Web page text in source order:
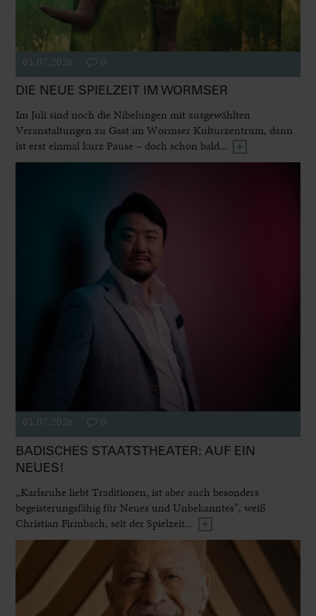
01.07.2026 0
DIE NEUE SPIELZEIT IM WORMSER
Im Juli sind noch die Nibelungen mit ausgewählten
Veranstaltungen zu Gast im Wormser Kulturzentrum, dann
ist erst einmal kurz Pause – doch schon bald...
01.07.2026 0
BADISCHES STAATSTHEATER: AUF EIN
NEUES!
„Karlsruhe liebt Traditionen, ist aber auch besonders
begeisterungsfähig für Neues und Unbekanntes“, weiß
Christian Firmbach, seit der Spielzeit...